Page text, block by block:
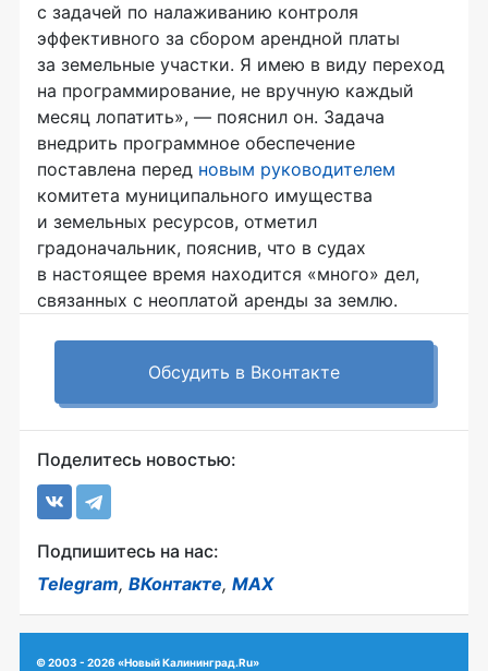
с задачей по налаживанию контроля
эффективного за сбором арендной платы
за земельные участки. Я имею в виду переход
на программирование, не вручную каждый
месяц лопатить», — пояснил он. Задача
внедрить программное обеспечение
поставлена перед новым руководителем
комитета муниципального имущества
и земельных ресурсов, отметил
градоначальник, пояснив, что в судах
в настоящее время находится «много» дел,
связанных с неоплатой аренды за землю.
Обсудить в Вконтакте
Поделитесь новостью:
Подпишитесь на нас:
Telegram, ВКонтакте, MAX
© 2003 - 2026 «Новый Калининград.Ru»